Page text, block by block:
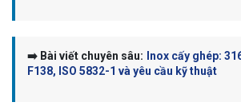
➡️ Bài viết chuyên sâu:
Inox cấy ghép:
F138, ISO 5832-1 và yêu cầu kỹ thuật